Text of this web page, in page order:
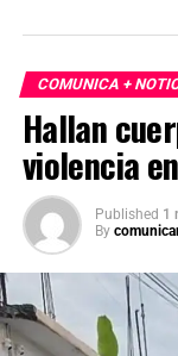
En otro tema, el
aseguró que el
Canadá (T-MEC)
ofreciendo
procesos de
afirmó que el
al dólar y reiteró
tras los recientes
celebraciones en
COMUNICA +
Hallan
violencia
Published 1
By